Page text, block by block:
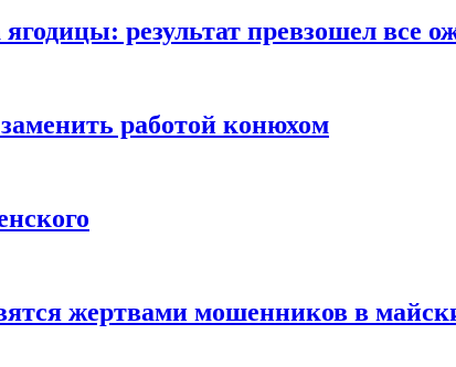
результат превзошел все
работой конюхом
жертвами мошенников в